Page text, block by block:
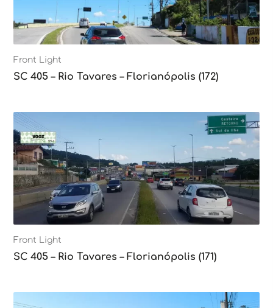
Front Light
SC 405 – Rio Tavares – Florianópolis (172)
Front Light
SC 405 – Rio Tavares – Florianópolis (171)